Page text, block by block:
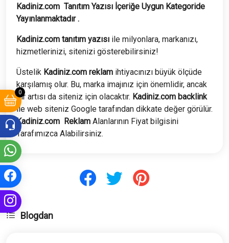
0
Kadiniz.com Tanıtım Yazısı İçeriğe Uygun Kategoride
Yayınlanmaktadır .
Kadiniz.com tanıtım yazısı ile milyonlara, markanızı,
hizmetlerinizi, sitenizi gösterebilirsiniz!
Üstelik Kadiniz.com reklam ihtiyacınızı büyük ölçüde
karşılamış olur. Bu, marka imajınız için önemlidir, ancak
bir artısı da siteniz için olacaktır. Kadiniz.com backlink
ile web siteniz Google tarafından dikkate değer görülür.
Kadiniz.com Reklam Alanlarının Fiyat bilgisini
Tarafımızca Alabilirsiniz.
Blogdan